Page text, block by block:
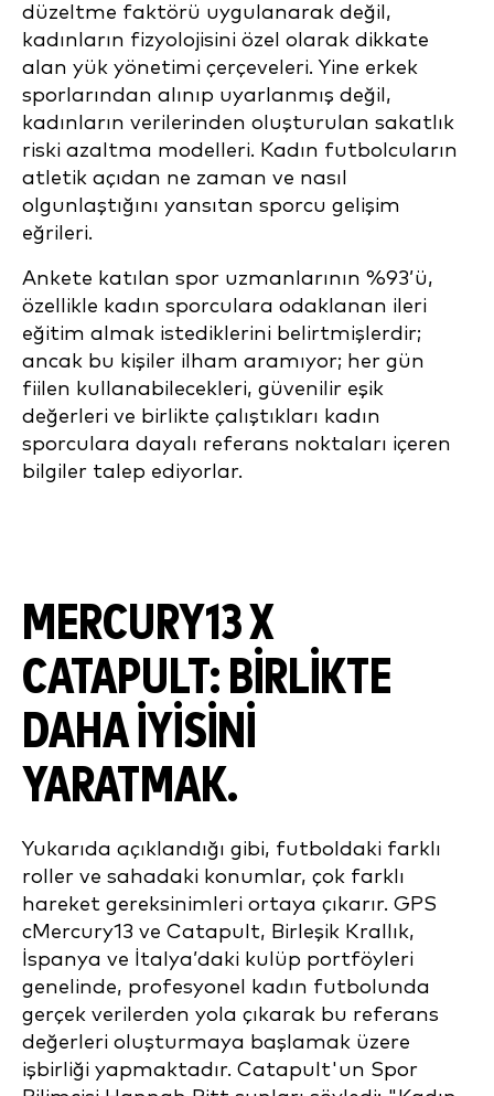
düzeltme faktörü uygulanarak değil,
kadınların fizyolojisini özel olarak dikkate
alan yük yönetimi çerçeveleri. Yine erkek
sporlarından alınıp uyarlanmış değil,
kadınların verilerinden oluşturulan sakatlık
riski azaltma modelleri. Kadın futbolcuların
atletik açıdan ne zaman ve nasıl
olgunlaştığını yansıtan sporcu gelişim
eğrileri.
Ankete katılan spor uzmanlarının %93’ü,
özellikle kadın sporculara odaklanan ileri
eğitim almak istediklerini belirtmişlerdir;
ancak bu kişiler ilham aramıyor; her gün
fiilen kullanabilecekleri, güvenilir eşik
değerleri ve birlikte çalıştıkları kadın
sporculara dayalı referans noktaları içeren
bilgiler talep ediyorlar.
MERCURY13 X
CATAPULT: BIRLIKTE
DAHA IYISINI
YARATMAK.
Yukarıda açıklandığı gibi, futboldaki farklı
roller ve sahadaki konumlar, çok farklı
hareket gereksinimleri ortaya çıkarır. GPS
cMercury13 ve Catapult, Birleşik Krallık,
İspanya ve İtalya’daki kulüp portföyleri
genelinde, profesyonel kadın futbolunda
gerçek verilerden yola çıkarak bu referans
değerleri oluşturmaya başlamak üzere
işbirliği yapmaktadır. Catapult'un Spor